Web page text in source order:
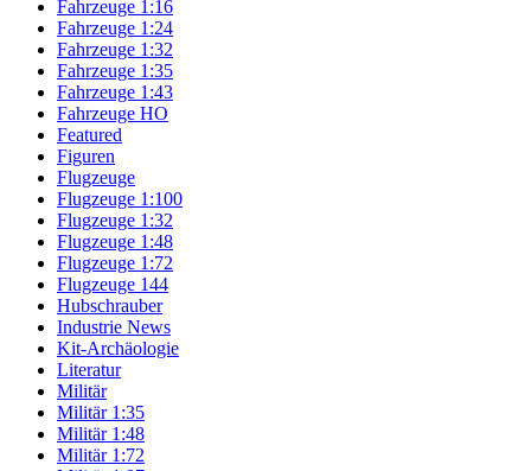
Fahrzeuge 1:16
Fahrzeuge 1:24
Fahrzeuge 1:32
Fahrzeuge 1:35
Fahrzeuge 1:43
Fahrzeuge HO
Featured
Figuren
Flugzeuge
Flugzeuge 1:100
Flugzeuge 1:32
Flugzeuge 1:48
Flugzeuge 1:72
Flugzeuge 144
Hubschrauber
Industrie News
Kit-Archäologie
Literatur
Militär
Militär 1:35
Militär 1:48
Militär 1:72